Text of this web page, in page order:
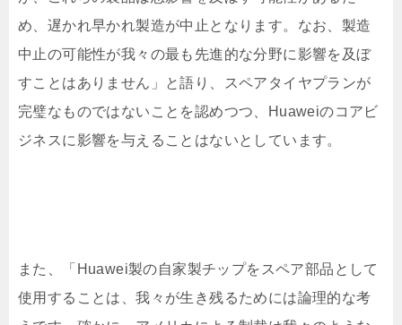
め、遅かれ早かれ製造が中止となります。なお、製造
中止の可能性が我々の最も先進的な分野に影響を及ぼ
すことはありません」と語り、スペアタイヤプランが
完璧なものではないことを認めつつ、Huaweiのコアビ
ジネスに影響を与えることはないとしています。
また、「Huawei製の自家製チップをスペア部品として
使用することは、我々が生き残るためには論理的な考